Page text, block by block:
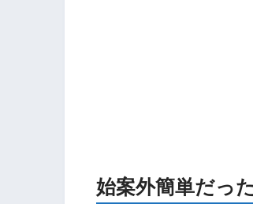
始案外簡単だっ